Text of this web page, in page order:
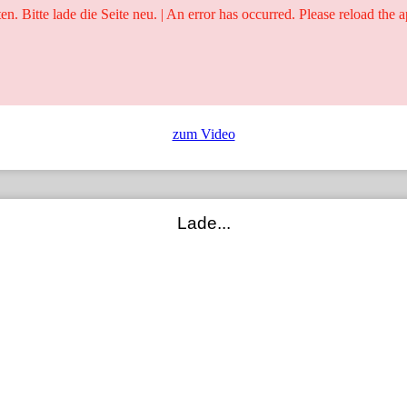
zum Video
Lade...
Bitte lade die Seite neu. | An error has occurred. Please reload the